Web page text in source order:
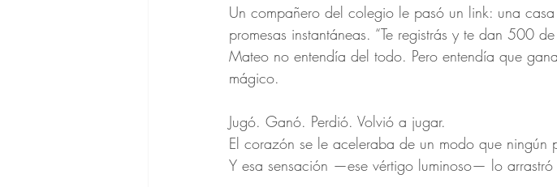
Un compañero del colegio le pasó un link: una
promesas instantáneas. “Te registrás y te dan 500
Mateo no entendía del todo. Pero entendía que
mágico.
Jugó. Ganó. Perdió. Volvió a jugar.
El corazón se le aceleraba de un modo que
Y esa sensación —ese vértigo luminoso— lo